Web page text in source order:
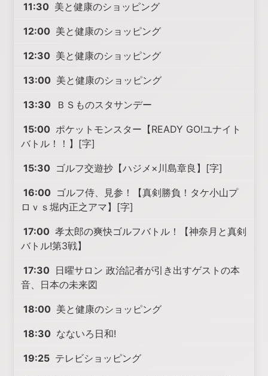
11:30 美と健康のショッピング
12:00 美と健康のショッピング
12:30 美と健康のショッピング
13:00 美と健康のショッピング
13:30 ＢＳものスタサンデー
15:00 ポケットモンスター【READY GO!ユナイト
バトル！！】[字]
15:30 ゴルフ交遊抄【ハジメ×川島章良】[字]
16:00 ゴルフ侍、見参！【真剣勝負！タケ小山プ
ロｖｓ堀内正之アマ】[字]
17:00 孝太郎の爽快ゴルフバトル！【神奈月と真剣
バトル!第3戦】
17:30 日曜サロン 政治記者が引き出すゲストの本
音、日本の未来図
18:00 美と健康のショッピング
18:30 なないろ日和!
19:25 テレビショッピング